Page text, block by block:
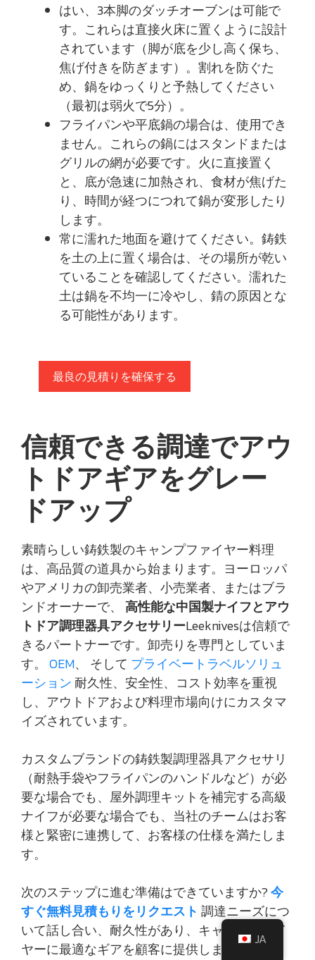
はい、3本脚のダッチオーブンは可能で
す。これらは直接火床に置くように設計
されています（脚が底を少し高く保ち、
焦げ付きを防ぎます）。割れを防ぐた
め、鍋をゆっくりと予熱してください
（最初は弱火で5分）。
フライパンや平底鍋の場合は、使用でき
ません。これらの鍋にはスタンドまたは
グリルの網が必要です。火に直接置く
と、底が急速に加熱され、食材が焦げた
り、時間が経つにつれて鍋が変形したり
します。
常に濡れた地面を避けてください。鋳鉄
を土の上に置く場合は、その場所が乾い
ていることを確認してください。濡れた
土は鍋を不均一に冷やし、錆の原因とな
る可能性があります。
最良の見積りを確保する
信頼できる調達でアウ
トドアギアをグレー
ドアップ
素晴らしい鋳鉄製のキャンプファイヤー料理
は、高品質の道具から始まります。ヨーロッパ
やアメリカの卸売業者、小売業者、またはブラ
ンドオーナーで、 高性能な中国製ナイフとアウ
トドア調理器具アクセサリーLeeknivesは信頼で
きるパートナーです。卸売りを専門としていま
す。 OEM、 そして プライベートラベルソリュ
ーション 耐久性、安全性、コスト効率を重視
し、アウトドアおよび料理市場向けにカスタマ
イズされています。
カスタムブランドの鋳鉄製調理器具アクセサリ
（耐熱手袋やフライパンのハンドルなど）が必
要な場合でも、屋外調理キットを補完する高級
ナイフが必要な場合でも、当社のチームはお客
様と緊密に連携して、お客様の仕様を満たしま
す。
次のステップに進む準備はできていますか?今
すぐ無料見積もりをリクエスト 調達ニーズにつ
いて話し合い、耐久性があり、キャンプファイ
ヤーに最適なギアを顧客に提供しましょう。
JA